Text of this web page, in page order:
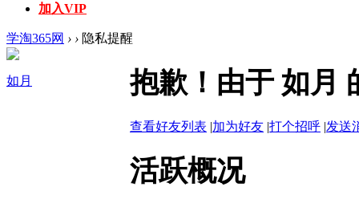
加入VIP
学淘365网 › › 隐私提醒
如月 抱歉！由于 如月
查看好友列表 |加为好友 |打个招呼 |发送
活跃概况